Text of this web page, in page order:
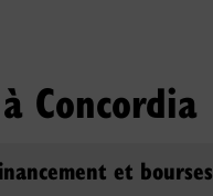
Concordia
et bourses